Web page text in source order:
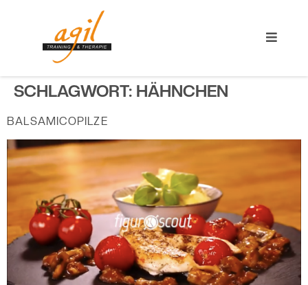
SCHLAGWORT: HÄHNCHEN
BALSAMICOPILZE